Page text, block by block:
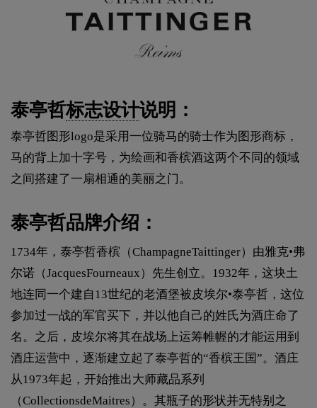
泰亭哲标志设计说明：
泰亭哲图形logo是采用一位骑马的骑士作为图形商标，
马的背上加十字号，为绘画和香槟酒这两个不同的领域
之间搭建了一扇相通的美丽之门。
泰亭哲品牌介绍：
1734年，泰亭哲香槟（ChampagneTaittinger）由雅克•弗
尔诺（JacquesFourneaux）先生创立。1932年，这块土
地连同一个建自13世纪的老酒堡被皮埃尔•泰亭哲，这位
参加过一战的军官买下，并以他自己的姓氏为酒庄命了
名。之后，皮埃尔将其在战场上运筹帷幄的才能运用到
酒庄运营中，逐渐建立起了泰亭哲的“香槟王国”。酒庄
从1973年起，开始推出大师藏品系列
（CollectionsdeMaitres）。其瓶子的形状并无特别之